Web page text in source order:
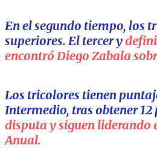
En el segundo tiempo, los
superiores. El tercer y
encontró Diego Zabala
Los tricolores tienen
Intermedio, tras obtener 12
disputa y siguen liderando
Anual.